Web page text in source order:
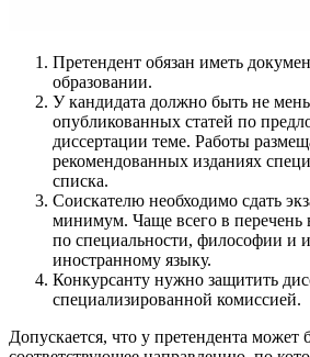
Претендент обязан иметь
образовании.
У кандидата должно быть не
опубликованных статей по
диссертации теме. Работы
рекомендованных изданиях
списка.
Соискателю необходимо сдать
минимум. Чаще всего в перечень
по специальности, философии и
иностранному языку.
Конкурсанту нужно защитить
специализированной комиссией.
Допускается, что у претендента может